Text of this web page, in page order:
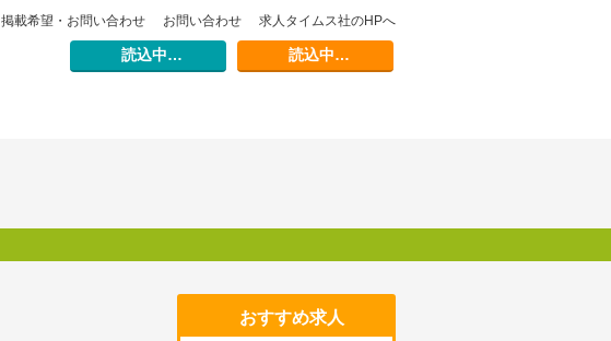
掲載希望・お問い合わせ お問い合わせ 求人タイムス社のHPへ
読込中… 読込中…
おすすめ求人